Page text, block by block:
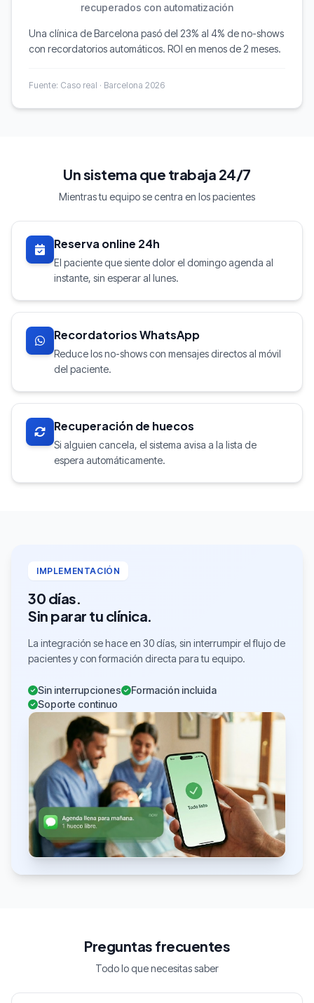
recuperados con automatización
Una clínica de Barcelona pasó del 23% al 4% de no-shows
con recordatorios automáticos. ROI en menos de 2 meses.
Fuente: Caso real · Barcelona 2026
Un sistema que trabaja 24/7
Mientras tu equipo se centra en los pacientes
Reserva online 24h
El paciente que siente dolor el domingo agenda al
instante, sin esperar al lunes.
Recordatorios WhatsApp
Reduce los no-shows con mensajes directos al móvil
del paciente.
Recuperación de huecos
Si alguien cancela, el sistema avisa a la lista de
espera automáticamente.
IMPLEMENTACIÓN
30 días.
Sin parar tu clínica.
La integración se hace en 30 días, sin interrumpir el flujo de
pacientes y con formación directa para tu equipo.
Sin interrupciones
Formación incluida
Soporte continuo
Preguntas frecuentes
Todo lo que necesitas saber